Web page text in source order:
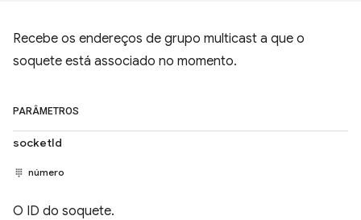
Recebe os endereços de grupo multicast a que o
soquete está associado no momento.
PARÂMETROS
socketId
número
O ID do soquete.